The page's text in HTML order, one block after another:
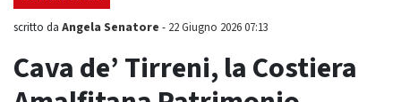
scritto da Angela Senatore - 22 Giugno 2026 07:13
Cava de’ Tirreni, la Costiera